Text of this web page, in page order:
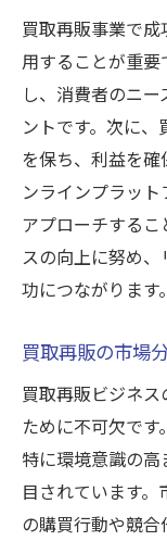
買取再販事業で
用することが重
し、消費者のニ
ントです。次に
を保ち、利益を
ンラインプラッ
アプローチする
スの向上に努め
功につながります。
買取再販の市場
買取再販ビジネ
ために不可欠です
特に環境意識の
目されています
の購買行動や競